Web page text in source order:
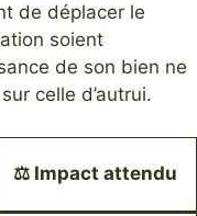
de déplacer le
soient
de son bien ne
celle d’autrui.
⚖️ Impact attendu